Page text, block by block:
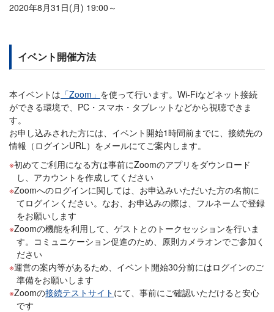
2020年8月31日(月) 19:00～
イベント開催方法
本イベントは 「Zoom」 を使って行います。Wi-Fiなどネット接続
ができる環境で、PC・スマホ・タブレットなどから視聴できま
す。
お申し込みされた方には、イベント開始1時間前までに、接続先の
情報（ログインURL）をメールにてご案内します。
初めてご利用になる方は事前にZoomのアプリをダウンロード
し、アカウントを作成してください
Zoomへのログインに関しては、お申込みいただいた方の名前に
てログインください。なお、お申込みの際は、フルネームで登録
をお願いします
Zoomの機能を利用して、ゲストとのトークセッションを行いま
す。コミュニケーション促進のため、原則カメラオンでご参加く
ださい
運営の案内等があるため、イベント開始30分前にはログインのご
準備をお願いします
Zoomの接続テストサイト にて、事前にご確認いただけると安心
です